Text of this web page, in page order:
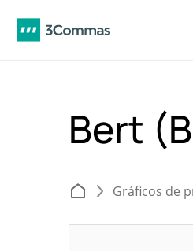
Bert
Gráficos de